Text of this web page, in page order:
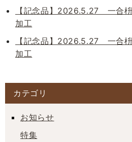
【記念品】2026.5.27 一合
加工
【記念品】2026.5.27 一合
加工
カテゴリ
お知らせ
特集